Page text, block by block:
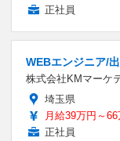
正社員
WEBエンジニア/
株式会社KMマーケ
埼玉県
月給39万円～66
正社員